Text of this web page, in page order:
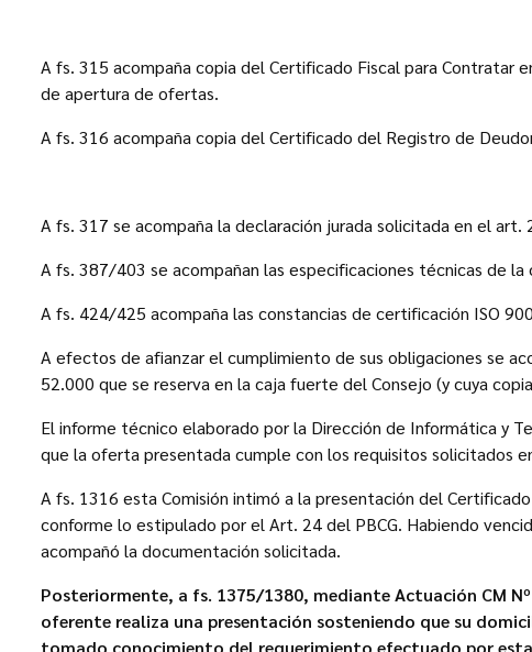
A fs. 315 acompaña copia del Certificado Fiscal para Contratar
de apertura de ofertas.
A fs. 316 acompaña copia del Certificado del Registro de
A fs. 317 se acompaña la declaración jurada solicitada en el art.
A fs. 387/403 se acompañan las especificaciones técnicas de la
A fs. 424/425 acompaña las constancias de certificación ISO
A efectos de afianzar el cumplimiento de sus obligaciones se
52.000 que se reserva en la caja fuerte del Consejo (y cuya
El informe técnico elaborado por la Dirección de Informática y
que la oferta presentada cumple con los requisitos solicitados
A fs. 1316 esta Comisión intimó a la presentación del
conforme lo estipulado por el Art. 24 del PBCG. Habiendo
acompañó la documentación solicitada.
Posteriormente, a fs. 1375/1380, mediante Actuación CM
oferente realiza una presentación sosteniendo que su
tomado conocimiento del requerimiento efectuado por